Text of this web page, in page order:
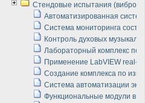
Стендовые испытания
Автоматизированная
Система мониторинга
Контроль духовых
Лабораторный комплекс по
Применение LabVIEW real-
Создание комплекса по
Система автоматизации
Функциональные модули в